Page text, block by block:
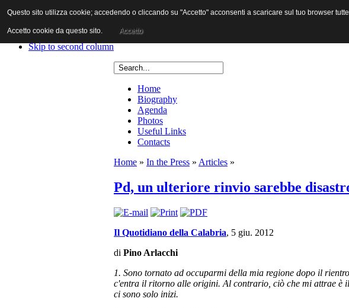
Skip to content
Skip to first column
Skip to second column
Home
Biography
Agenda
Photos
Useful Links
Contacts
Home » In the Press » Articles »
Pd, un ulteriore rinvio sarebbe
Il Quotidiano della Calabria, 5 giu. 2012
di Pino Arlacchi
1. Sono tornato ad occuparmi della mia regione dopo il
c'entra il ritorno alle origini. Al contrario, ciò che mi attrae è
ci sono solo inizi.
Questo sito utilizza cookie; accedendo o cliccando su "Accetto" acconsenti a scaricare sul tuo browser
Accetto cookie da questo sito. Accetto